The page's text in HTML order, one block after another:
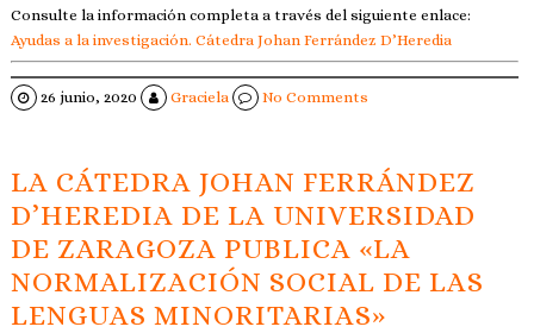
Consulte la información completa a través del siguiente enlace:
Ayudas a la investigación. Cátedra Johan Ferrández D’Heredia
26 junio, 2020 Graciela No Comments
LA CÁTEDRA JOHAN FERRÁNDEZ
D’HEREDIA DE LA UNIVERSIDAD
DE ZARAGOZA PUBLICA «LA
NORMALIZACIÓN SOCIAL DE LAS
LENGUAS MINORITARIAS»